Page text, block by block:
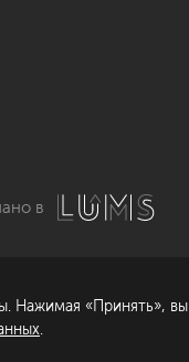
в
Нажимая «Принять», вы
.